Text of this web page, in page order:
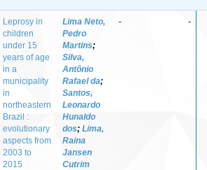
Leprosy in
children
under 15
years of age
in a
municipality
in
northeastern
Brazil :
evolutionary
aspects from
2003 to
2015
Lima Neto,
Pedro
Martins;
Silva,
Antônio
Rafael da;
Santos,
Leonardo
Hunaldo
dos; Lima,
Raina
Jansen
Cutrim
- -